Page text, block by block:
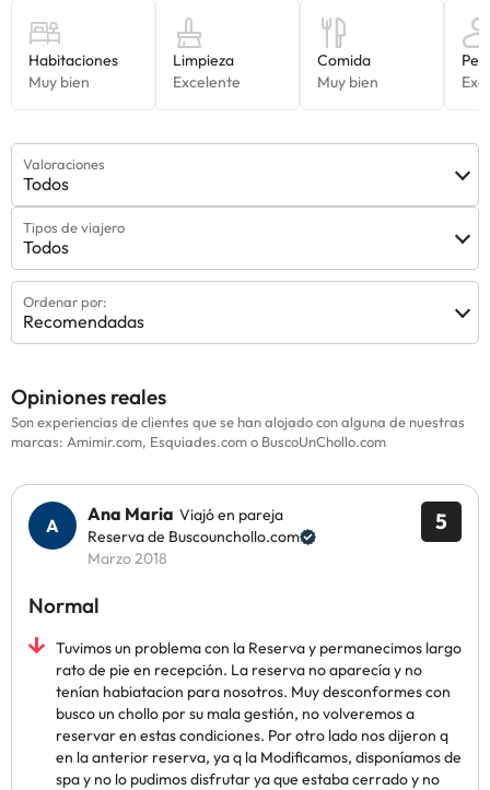
Valoraciones
Todos
Tipos de viajero
Todos
Ordenar por:
Recomendadas
Opiniones reales
Son experiencias de clientes que se han alojado con alguna de nuestras
marcas: Amimir.com, Esquiades.com o BuscoUnChollo.com
5
Ana Maria Viajó en pareja
Reserva de Buscounchollo.com
Marzo 2018
Normal
Tuvimos un problema con la Reserva y permanecimos largo
rato de pie en recepción. La reserva no aparecía y no
tenían habiatacion para nosotros. Muy desconformes con
busco un chollo por su mala gestión, no volveremos a
reservar en estas condiciones. Por otro lado nos dijeron q
en la anterior reserva, ya q la Modificamos, disponíamos de
spa y no lo pudimos disfrutar ya que estaba cerrado y no